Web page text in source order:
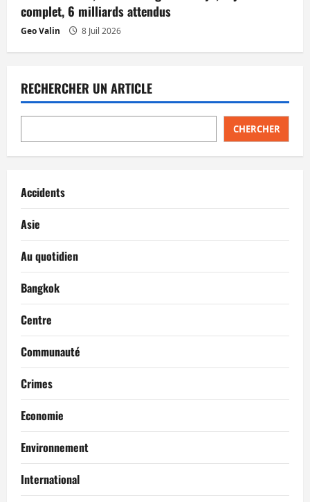
complet, 6 milliards attendus
Geo Valin 8 Juil 2026
RECHERCHER UN ARTICLE
CHERCHER
Accidents
Asie
Au quotidien
Bangkok
Centre
Communauté
Crimes
Economie
Environnement
International